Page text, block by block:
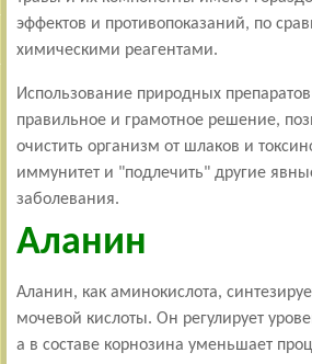
эффектов и противопоказаний, по
химическими реагентами.
Использование природных
правильное и грамотное решение,
очистить организм от шлаков и
иммунитет и "подлечить" другие
заболевания.
Аланин
Аланин, как аминокислота,
мочевой кислоты. Он регулирует
а в составе корнозина уменьшает